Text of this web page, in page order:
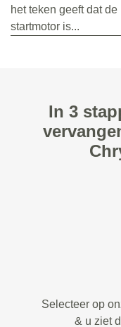
het teken geeft dat
startmotor is...
In 3
Selecteer op
& u ziet